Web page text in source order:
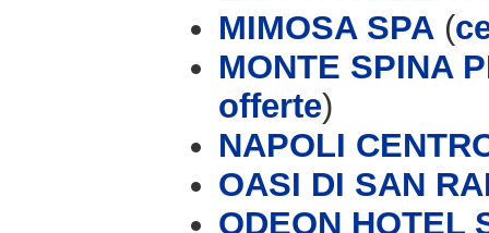
MIMOSA SPA (
MONTE SPINA
offerte)
NAPOLI
OASI DI SAN
ODEON HOTEL